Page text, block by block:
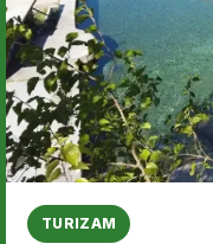
TURIZAM